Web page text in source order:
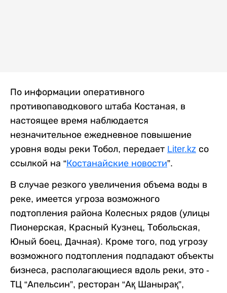
По информации оперативного
противопаводкового штаба Костаная, в
настоящее время наблюдается
незначительное ежедневное повышение
уровня воды реки Тобол, передает Liter.kz со
ссылкой на “Костанайские новости”.
В случае резкого увеличения объема воды в
реке, имеется угроза возможного
подтопления района Колесных рядов (улицы
Пионерская, Красный Кузнец, Тобольская,
Юный боец, Дачная). Кроме того, под угрозу
возможного подтопления подпадают объекты
бизнеса, располагающиеся вдоль реки, это -
ТЦ “Апельсин”, ресторан “Ақ Шанырақ”,